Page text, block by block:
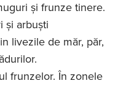
și frunze tinere.
și arbuști
livezile de măr, păr,
frunzelor. În zonele